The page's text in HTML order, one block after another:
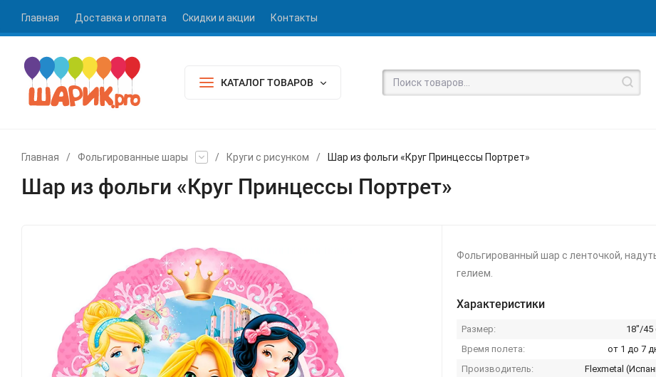
Главная Доставка и оплата Скидки и акции Контакты
КАТАЛОГ ТОВАРОВ
Главная / Фольгированные шары / Круги с рисунком / Шар из фольги «Круг Принцессы Портрет»
Шар из фольги «Круг Принцессы Портрет»
Фольгированный шар с ленточкой,
гелием.
Характеристики
Размер:
18"/45
Время полета:
от 1 до 7
Производитель:
Flexmetal